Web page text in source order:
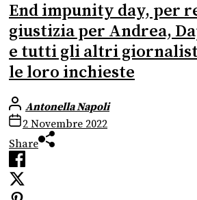
End impunity day, per
giustizia per Andrea,
e tutti gli altri
le loro inchieste
Antonella Napoli
2 Novembre 2022
Share